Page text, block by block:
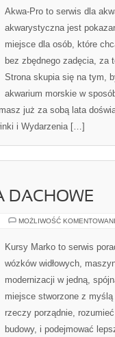
Akwa-Pro to serwis dla
akwarystyczna jest
miejsce dla osób, które
bez zbędnego zadęcia, za
Strona skupia się na tym,
akwarium morskie w
już za sobą lata
i Wydarzenia […]
DACHOWE
MOŻLIWOŚĆ
Kursy Marko to serwis
wózków widłowych,
modernizacji w jedną,
miejsce stworzone z
rzeczy porządnie,
budowy, i podejmować